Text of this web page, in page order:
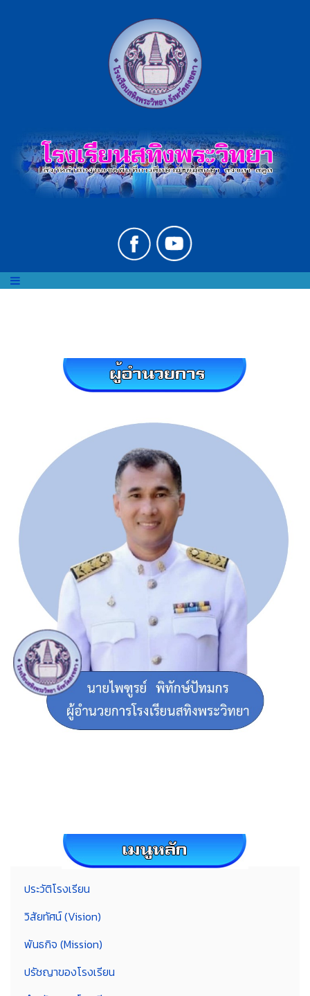
ประวัติโรงเรียน
วิสัยทัศน์ (Vision)
พันธกิจ (Mission)
ปรัชญาของโรงเรียน